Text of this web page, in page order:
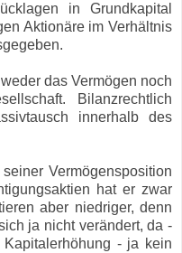
in Grundkapital
Aktionäre im Verhältnis
das Vermögen noch
Bilanzrechtlich
innerhalb des
Vermögensposition
hat er zwar
aber niedriger, denn
ja nicht verändert, da -
- ja kein